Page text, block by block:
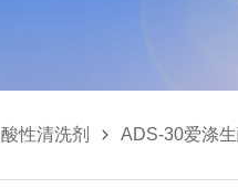
酸性清洗剂 ADS-30爱涤